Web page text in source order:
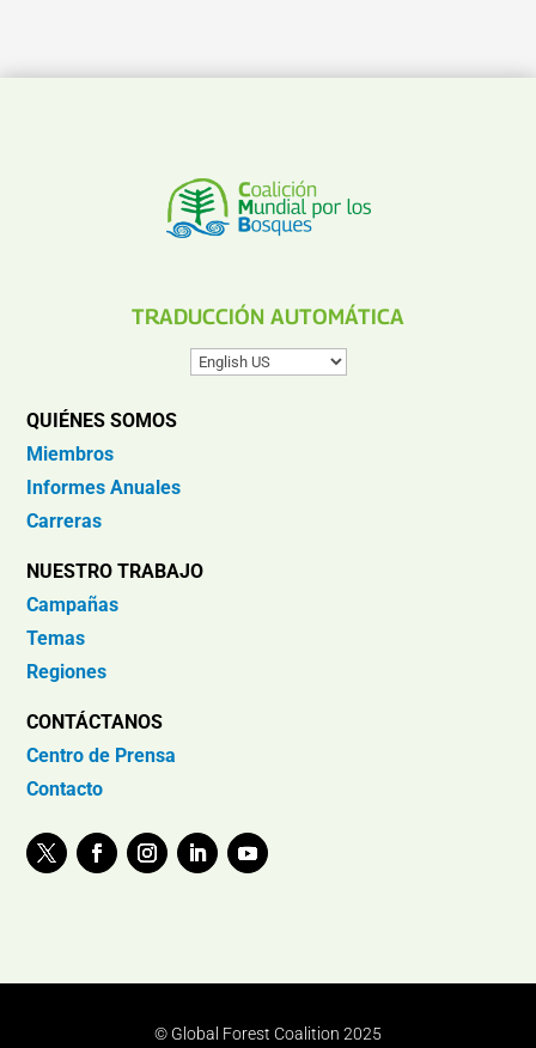
TRADUCCIÓN AUTOMÁTICA
QUIÉNES SOMOS
Miembros
Informes Anuales
Carreras
NUESTRO TRABAJO
Campañas
Temas
Regiones
CONTÁCTANOS
Centro de Prensa
Contacto
© Global Forest Coalition 2025